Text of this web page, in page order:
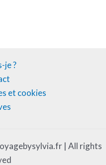
je ?
et cookies
| All rights